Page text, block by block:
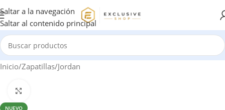
Saltar a la navegación
Saltar al contenido principal
Inicio/Zapatillas/Jordan
NUEVO